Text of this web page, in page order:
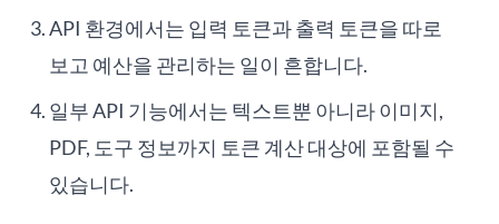
API 환경에서는 입력 토큰과 출력 토큰을 따로
보고 예산을 관리하는 일이 흔합니다.
일부 API 기능에서는 텍스트뿐 아니라 이미지,
PDF, 도구 정보까지 토큰 계산 대상에 포함될 수
있습니다.